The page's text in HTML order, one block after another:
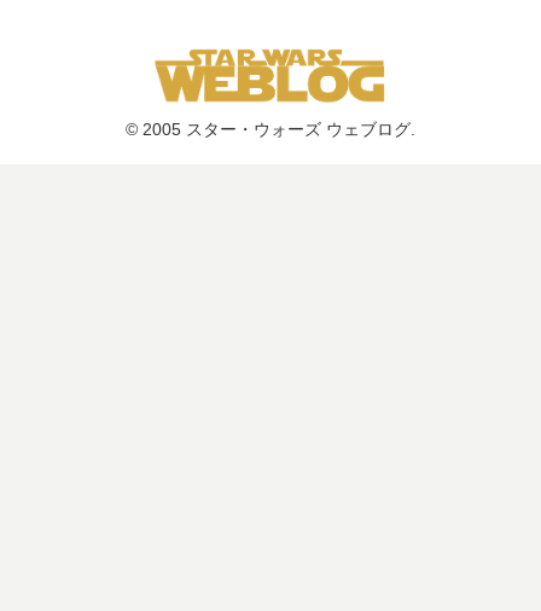
© 2005 スター・ウォーズ ウェブログ.